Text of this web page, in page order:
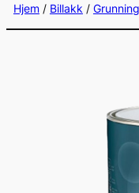
Hjem/ Billakk / Grunning